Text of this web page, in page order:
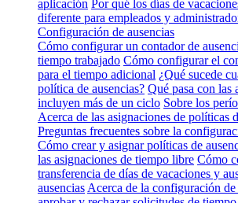
aplicación Por qué los días de
diferente para empleados y
Configuración de ausencias
Cómo configurar un contador de
tiempo trabajado Cómo configurar el
para el tiempo adicional ¿Qué sucede
política de ausencias? Qué pasa con las
incluyen más de un ciclo Sobre los
Acerca de las asignaciones de políticas
Preguntas frecuentes sobre la
Cómo crear y asignar políticas de
las asignaciones de tiempo libre Cómo
transferencia de días de vacaciones y
ausencias Acerca de la configuración